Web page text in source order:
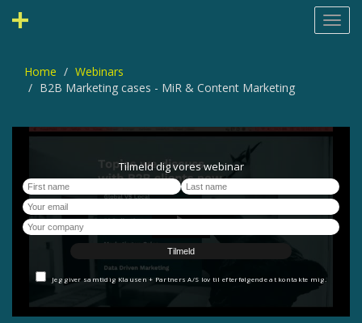
Home
Webinars
B2B Marketing cases - MiR & Content Marketing